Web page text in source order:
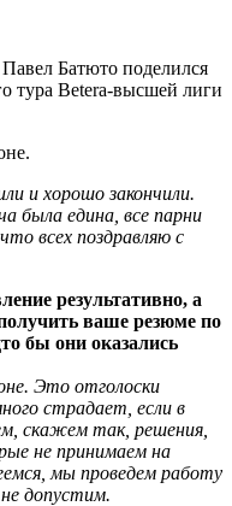
Батюто поделился
тура Betera-высшей лиги
и хорошо закончили.
была едина, все парни
всех поздравляю с
результативно, а
ваше резюме по
бы они оказались
Это отголоски
страдает, если в
скажем так, решения,
не принимаем на
мы проведем работу
допустим.